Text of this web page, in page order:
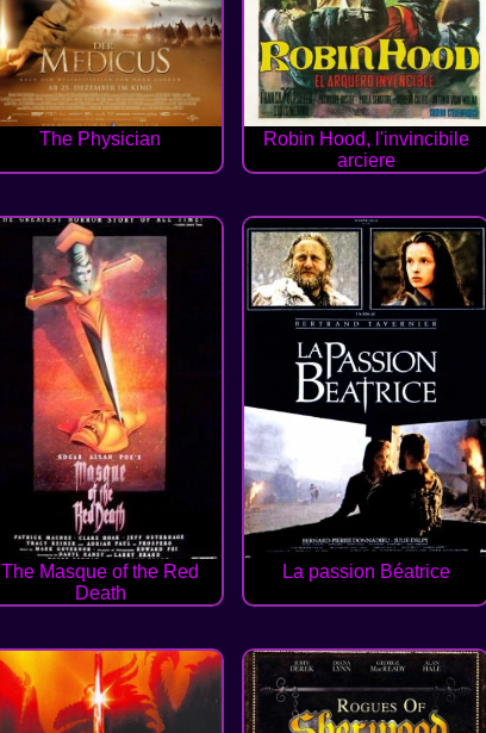
The Physician
Robin Hood, l'invincibile
arciere
The Masque of the Red
Death
La passion Béatrice